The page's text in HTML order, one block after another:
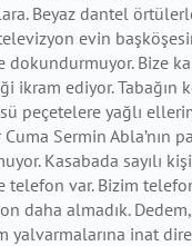
Beyaz dantel
evin
dokundurmuyor. Bize
ikram ediyor. Tabağın
peçetelere yağlı
Sermin Abla’nın
Kasabada sayılı
telefon var. Bizim
daha almadık.
yalvarmalarına inat